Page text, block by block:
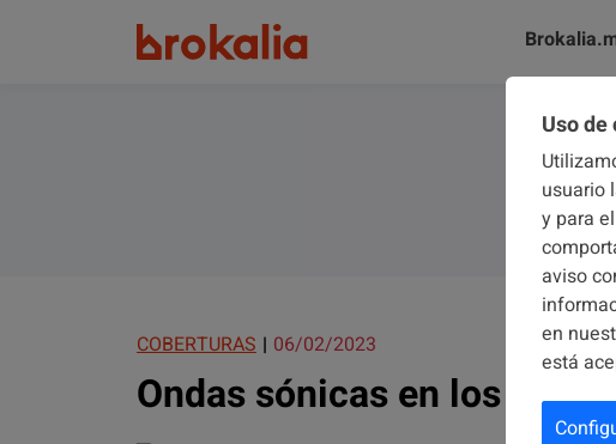
COBERTURAS 06/02/2023
Ondas sónicas en los
Uso
usuario
y para
aviso
en
está